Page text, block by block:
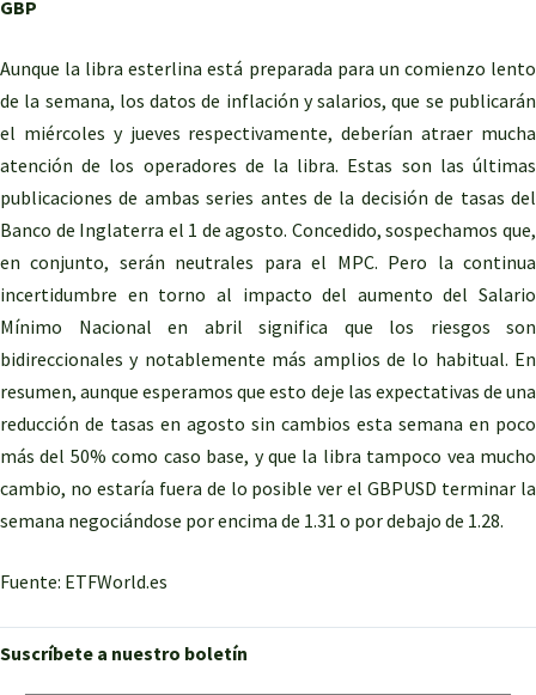
GBP
Aunque la libra esterlina está preparada para un comienzo lento
de la semana, los datos de inflación y salarios, que se publicarán
el miércoles y jueves respectivamente, deberían atraer mucha
atención de los operadores de la libra. Estas son las últimas
publicaciones de ambas series antes de la decisión de tasas del
Banco de Inglaterra el 1 de agosto. Concedido, sospechamos que,
en conjunto, serán neutrales para el MPC. Pero la continua
incertidumbre en torno al impacto del aumento del Salario
Mínimo Nacional en abril significa que los riesgos son
bidireccionales y notablemente más amplios de lo habitual. En
resumen, aunque esperamos que esto deje las expectativas de una
reducción de tasas en agosto sin cambios esta semana en poco
más del 50% como caso base, y que la libra tampoco vea mucho
cambio, no estaría fuera de lo posible ver el GBPUSD terminar la
semana negociándose por encima de 1.31 o por debajo de 1.28.
Fuente: ETFWorld.es
Suscríbete a nuestro boletín